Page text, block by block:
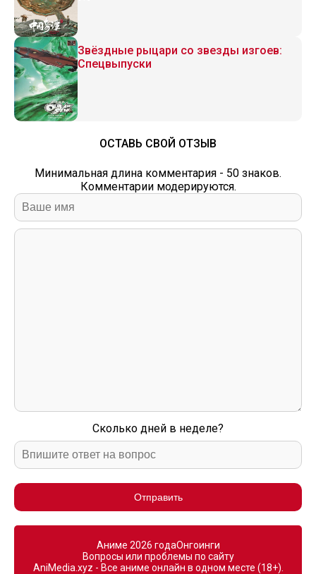
Звёздные рыцари со звезды изгоев:
Спецвыпуски
ОСТАВЬ СВОЙ ОТЗЫВ
Минимальная длина комментария - 50 знаков.
Комментарии модерируются.
Сколько дней в неделе?
Отправить
Аниме 2026 годаОнгоинги
Вопросы или проблемы по сайту
AniMedia.xyz - Все аниме онлайн в одном месте (18+).